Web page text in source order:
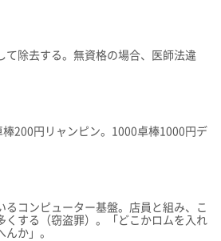
て除去する。無資格の場合、医師法違
200円リャンピン。1000卓棒1000円デ
るコンピューター基盤。店員と組み、こ
くする（窃盗罪）。「どこかロムを入れ
か」。